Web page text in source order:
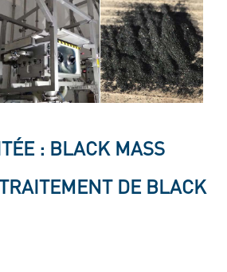
: BLACK MASS
DE BLACK